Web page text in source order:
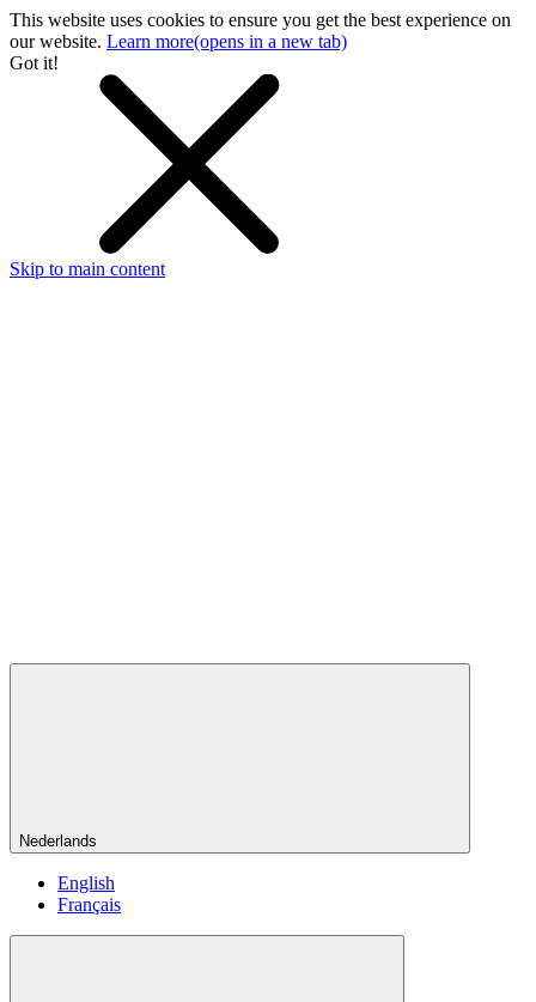
This website uses cookies to ensure you get the best experience on
our website. Learn more(opens in a new tab)
Got it!
Skip to main content
Nederlands
English
Français